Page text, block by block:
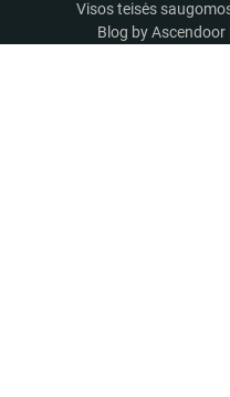
Visos teisės
Blog byAscendoor